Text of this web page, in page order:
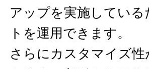
アップを実施してい
トを運用できます。
さらにカスタマイズ